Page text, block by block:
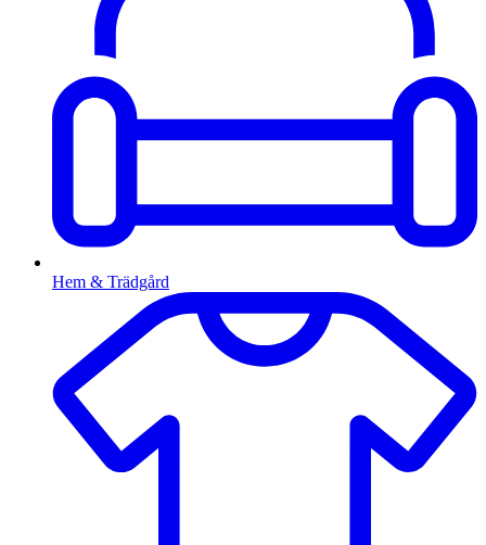
Hem & Trädgård